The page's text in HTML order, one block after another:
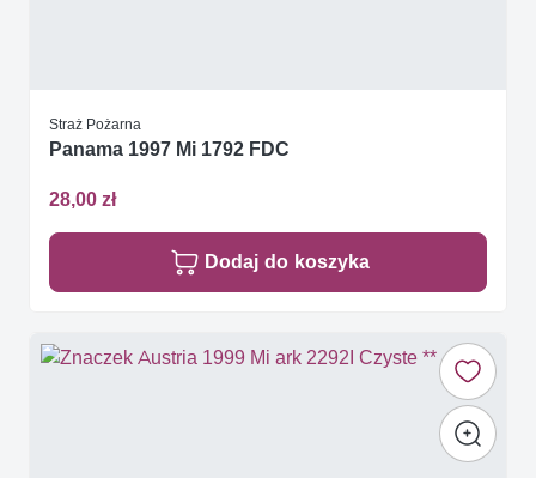
Straż Pożarna
Panama 1997 Mi 1792 FDC
28,00 zł
Dodaj do koszyka